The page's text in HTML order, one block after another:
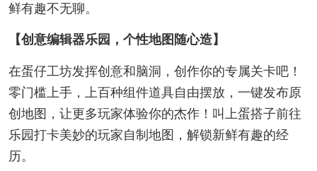
鲜有趣不无聊。
【创意编辑器乐园，个性地图随心造】
在蛋仔工坊发挥创意和脑洞，创作你的专属关卡吧！
零门槛上手，上百种组件道具自由摆放，一键发布原
创地图，让更多玩家体验你的杰作！叫上蛋搭子前往
乐园打卡美妙的玩家自制地图，解锁新鲜有趣的经
历。